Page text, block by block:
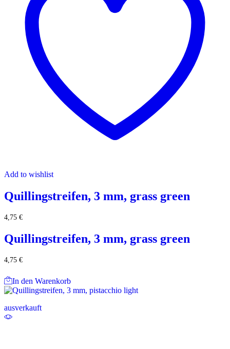
Add to wishlist
Quillingstreifen, 3 mm, grass green
4,75 €
Quillingstreifen, 3 mm, grass green
4,75 €
In den Warenkorb
ausverkauft